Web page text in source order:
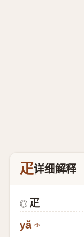
疋详细解释
◎ 疋
yǎ